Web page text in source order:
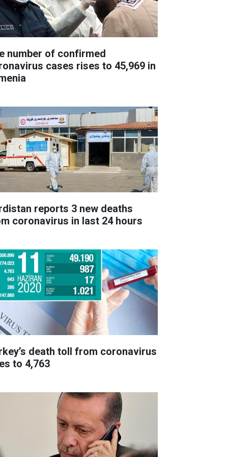
number of confirmed
cases rises to 45,969 in
reports 3 new deaths
coronavirus in last 24 hours
death toll from coronavirus
to 4,763